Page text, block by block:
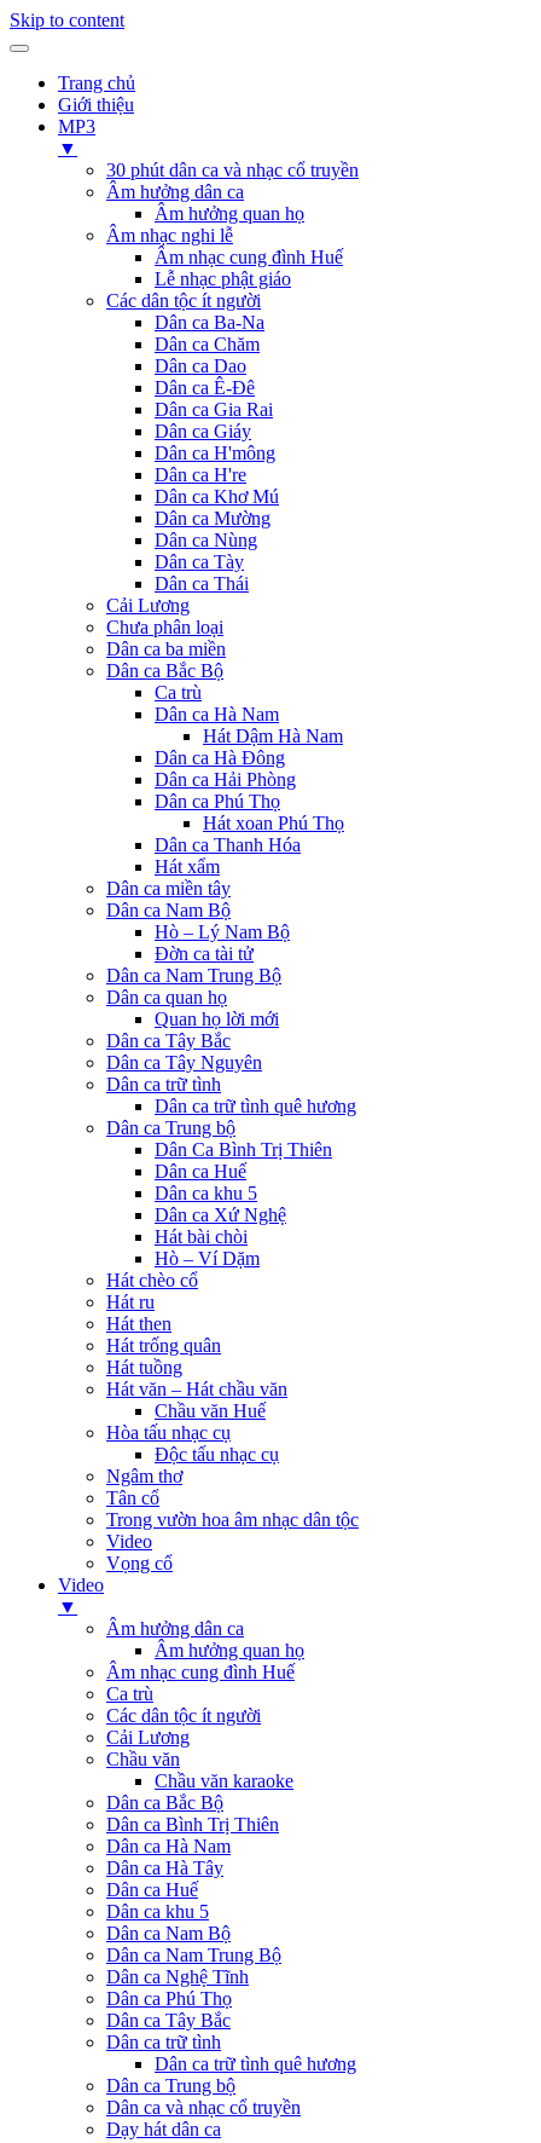
Skip to content
Trang chủ
Giới thiệu
MP3
▼
30 phút dân ca và nhạc cổ truyền
Âm hưởng dân ca
Âm hưởng quan họ
Âm nhạc nghi lễ
Âm nhạc cung đình Huế
Lễ nhạc phật giáo
Các dân tộc ít người
Dân ca Ba-Na
Dân ca Chăm
Dân ca Dao
Dân ca Ê-Đê
Dân ca Gia Rai
Dân ca Giáy
Dân ca H'mông
Dân ca H're
Dân ca Khơ Mú
Dân ca Mường
Dân ca Nùng
Dân ca Tày
Dân ca Thái
Cải Lương
Chưa phân loại
Dân ca ba miền
Dân ca Bắc Bộ
Ca trù
Dân ca Hà Nam
Hát Dậm Hà Nam
Dân ca Hà Đông
Dân ca Hải Phòng
Dân ca Phú Thọ
Hát xoan Phú Thọ
Dân ca Thanh Hóa
Hát xẩm
Dân ca miền tây
Dân ca Nam Bộ
Hò – Lý Nam Bộ
Đờn ca tài tử
Dân ca Nam Trung Bộ
Dân ca quan họ
Quan họ lời mới
Dân ca Tây Bắc
Dân ca Tây Nguyên
Dân ca trữ tình
Dân ca trữ tình quê hương
Dân ca Trung bộ
Dân Ca Bình Trị Thiên
Dân ca Huế
Dân ca khu 5
Dân ca Xứ Nghệ
Hát bài chòi
Hò – Ví Dặm
Hát chèo cổ
Hát ru
Hát then
Hát trống quân
Hát tuồng
Hát văn – Hát chầu văn
Chầu văn Huế
Hòa tấu nhạc cụ
Độc tấu nhạc cụ
Ngâm thơ
Tân cổ
Trong vườn hoa âm nhạc dân tộc
Video
Vọng cổ
Video
▼
Âm hưởng dân ca
Âm hưởng quan họ
Âm nhạc cung đình Huế
Ca trù
Các dân tộc ít người
Cải Lương
Chầu văn
Chầu văn karaoke
Dân ca Bắc Bộ
Dân ca Bình Trị Thiên
Dân ca Hà Nam
Dân ca Hà Tây
Dân ca Huế
Dân ca khu 5
Dân ca Nam Bộ
Dân ca Nam Trung Bộ
Dân ca Nghệ Tĩnh
Dân ca Phú Thọ
Dân ca Tây Bắc
Dân ca trữ tình
Dân ca trữ tình quê hương
Dân ca Trung bộ
Dân ca và nhạc cổ truyền
Dạy hát dân ca